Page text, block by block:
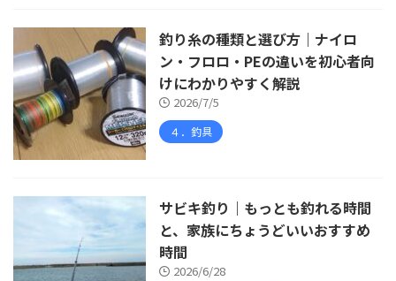
釣り糸の種類と選び方｜ナイロ
ン・フロロ・PEの違いを初心者向
けにわかりやすく解説
2026/7/5
４．釣具
サビキ釣り｜もっとも釣れる時間
と、家族にちょうどいいおすすめ
時間
2026/6/28